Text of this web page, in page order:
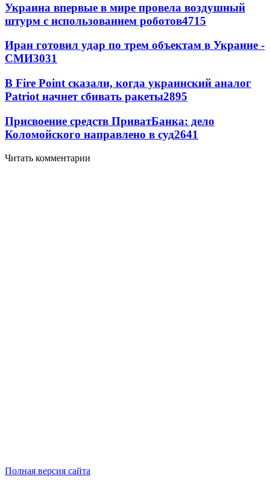
Украина впервые в мире провела воздушный
штурм с использованием роботов4715
Иран готовил удар по трем объектам в Украине -
СМИ3031
В Fire Point сказали, когда украинский аналог
Patriot начнет сбивать ракеты2895
Присвоение средств ПриватБанка: дело
Коломойского направлено в суд2641
Читать комментарии
Полная версия сайта